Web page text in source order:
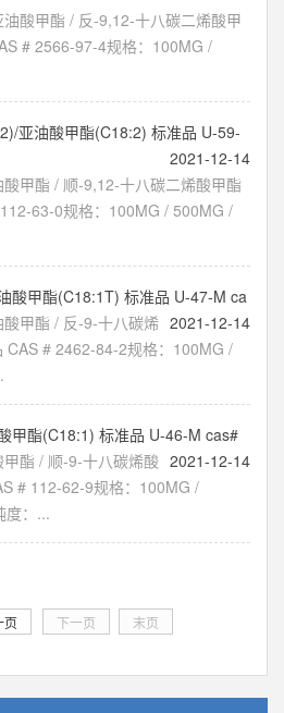
酸甲酯 / 反-9,12-十八碳二烯酸甲
# 2566-97-4规格：100MG /
亚油酸甲酯(C18:2) 标准品 U-59-
2021-12-14
甲酯 / 顺-9,12-十八碳二烯酸甲酯
112-63-0规格：100MG / 500MG /
酸甲酯(C18:1T) 标准品 U-47-M ca
2021-12-14
甲酯 / 反-9-十八碳烯
CAS # 2462-84-2规格：100MG /
甲酯(C18:1) 标准品 U-46-M cas#
2021-12-14
酯 / 顺-9-十八碳烯酸
# 112-62-9规格：100MG /
度：...
页 下一页 末页